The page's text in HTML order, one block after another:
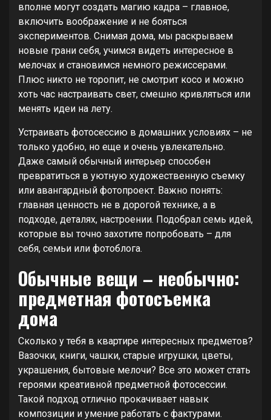
вполне могут создать магию кадра – главное,
включить воображение и не бояться
экспериментов. Снимая дома, мы раскрываем
новые грани себя, учимся видеть интересное в
мелочах и становимся немного режиссерами.
Плюс никто не торопит, не смотрит косо и можно
хоть час настраивать свет, смешно кривляться или
менять идеи на лету.
Устраивать фотосессию в домашних условиях – не
только удобно, но еще и очень увлекательно.
Даже самый обычный интерьер способен
превратиться в уютную художественную съемку
или авангардный фотопроект. Важно понять:
главная ценность не в дорогой технике, а в
подходе, деталях, настроении. Подобрал семь идей,
которые вы точно захотите попробовать – для
себя, семьи или фотоблога.
Обычные вещи – необычно:
предметная фотосъемка
дома
Сколько у тебя в квартире интересных предметов?
Вазочки, книги, чашки, старые игрушки, цветы,
украшения, бытовые мелочи? Все это может стать
героями креативной предметной фотосессии.
Такой подход отлично прокачивает навык
композиции и умение работать с фактурами.